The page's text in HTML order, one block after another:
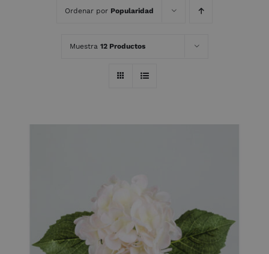
Ordenar por Popularidad
Muestra 12 Productos
AÑADIR AL CARRITO
/
DETALLES